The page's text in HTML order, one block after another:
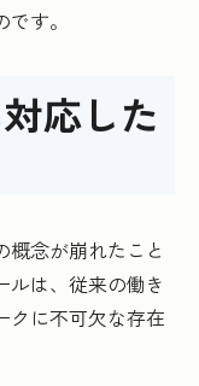
す。
応した
念が崩れたこと
ルは、従来の働き
クに不可欠な存在